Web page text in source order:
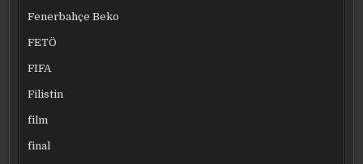
Fenerbahçe Beko
FETÖ
FIFA
Filistin
film
final